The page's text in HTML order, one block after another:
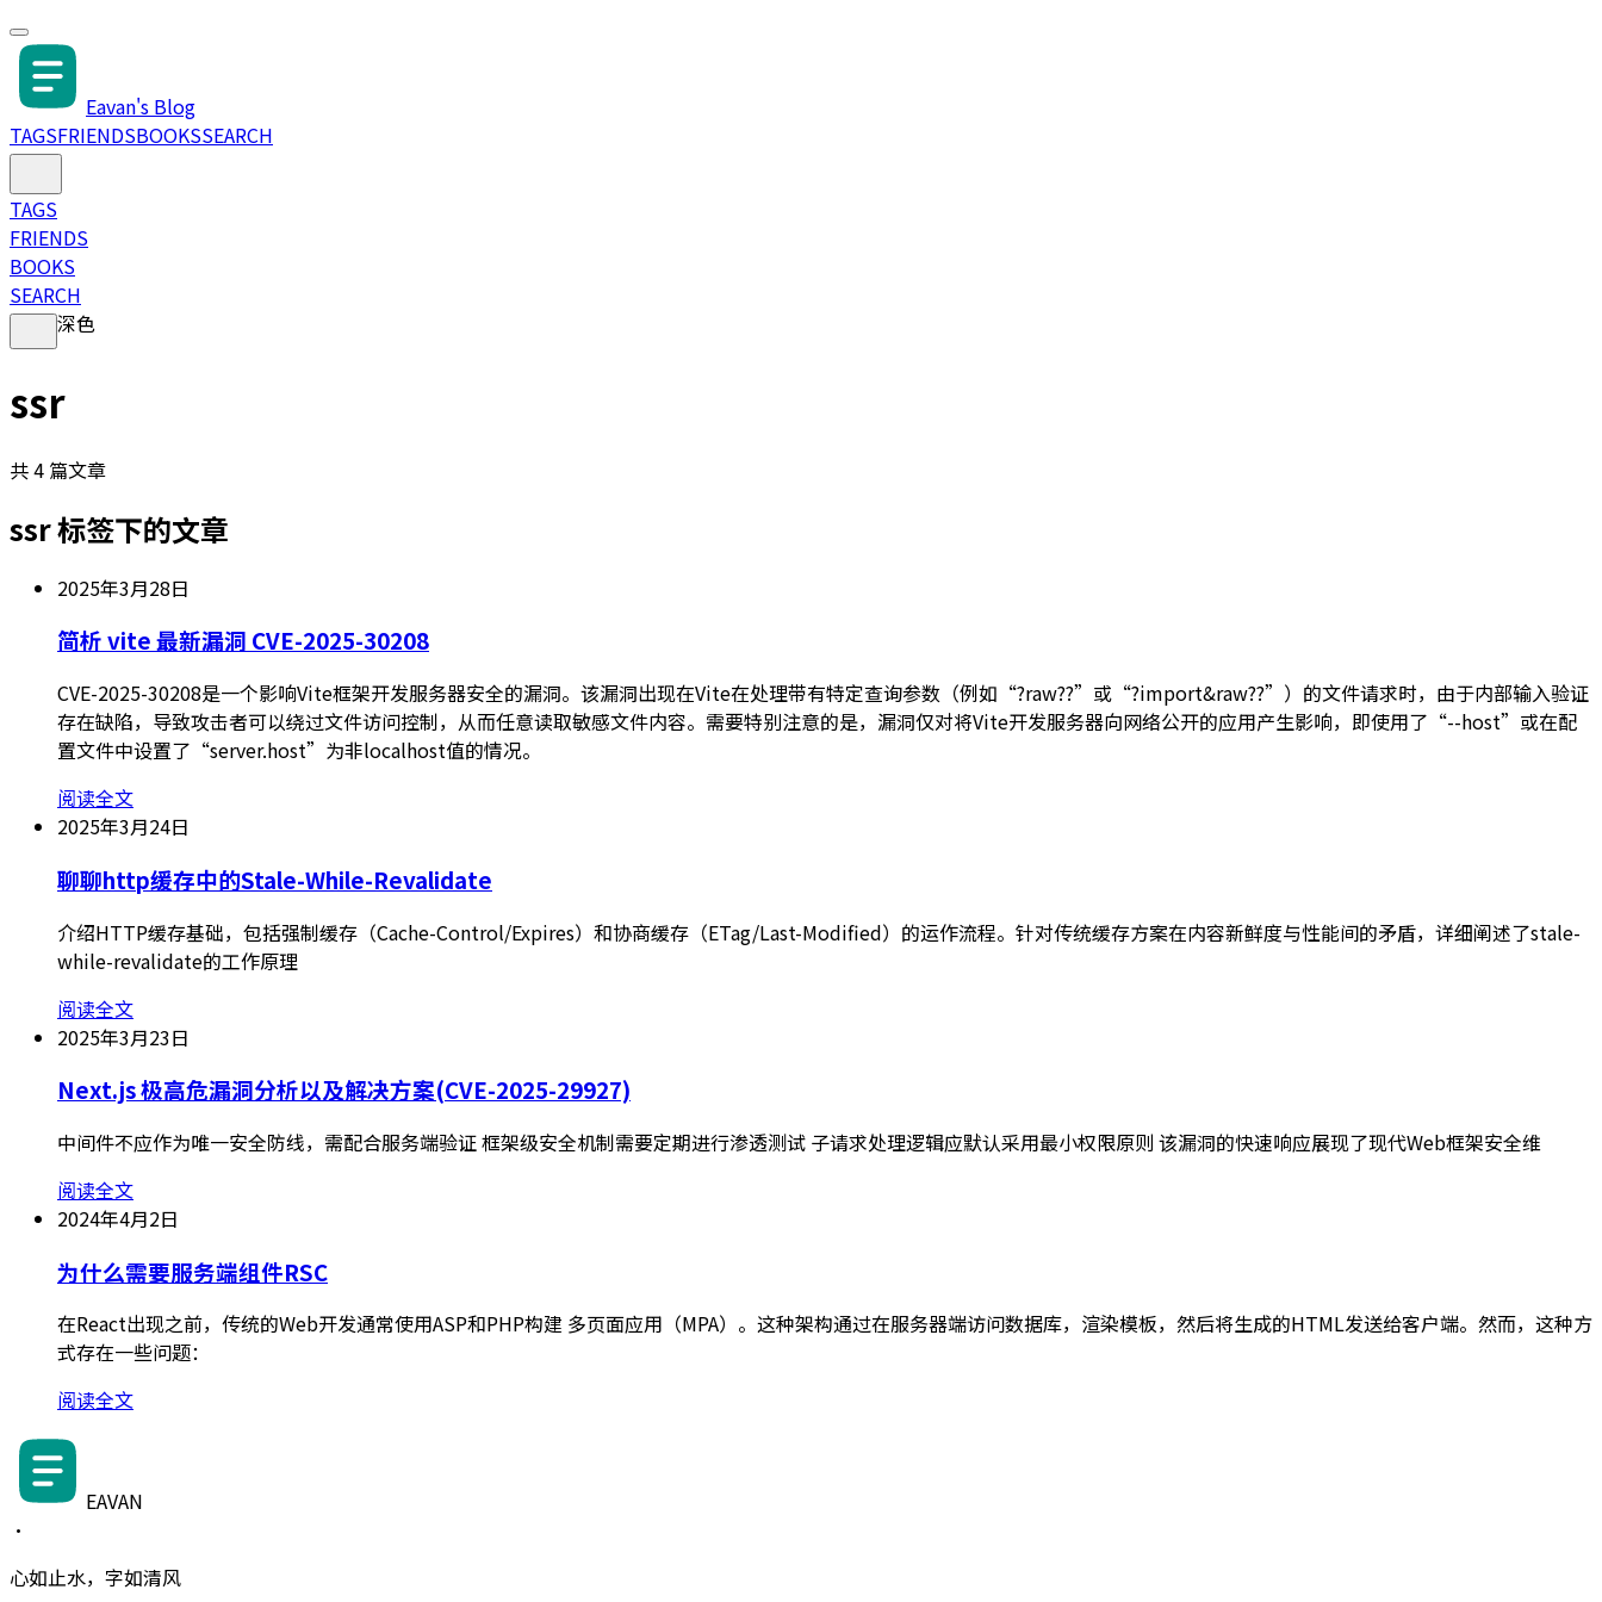
Eavan's Blog
TAGSFRIENDSBOOKSSEARCH
TAGS
FRIENDS
BOOKS
SEARCH
深色
ssr
共4 篇文章
ssr标签下的文章
2025年3月28日
简析 vite 最新漏洞 CVE-2025-30208
CVE-2025-30208是一个影响Vite框架开发服务器安全的漏洞。该漏洞出现在Vite在处理带有特定查询参数（例如“?raw??”或“?import&raw??”）的文件请求时，由于内部输入验证
存在缺陷，导致攻击者可以绕过文件访问控制，从而任意读取敏感文件内容。需要特别注意的是，漏洞仅对将Vite开发服务器向网络公开的应用产生影响，即使用了“--host”或在配
置文件中设置了“server.host”为非localhost值的情况。
阅读全文
2025年3月24日
聊聊http缓存中的Stale-While-Revalidate
介绍HTTP缓存基础，包括强制缓存（Cache-Control/Expires）和协商缓存（ETag/Last-Modified）的运作流程。针对传统缓存方案在内容新鲜度与性能间的矛盾，详细阐述了stale-
while-revalidate的工作原理
阅读全文
2025年3月23日
Next.js 极高危漏洞分析以及解决方案(CVE-2025-29927)
中间件不应作为唯一安全防线，需配合服务端验证 框架级安全机制需要定期进行渗透测试 子请求处理逻辑应默认采用最小权限原则 该漏洞的快速响应展现了现代Web框架安全维
阅读全文
2024年4月2日
为什么需要服务端组件RSC
在React出现之前，传统的Web开发通常使用ASP和PHP构建 多页面应用（MPA）。这种架构通过在服务器端访问数据库，渲染模板，然后将生成的HTML发送给客户端。然而，这种方
式存在一些问题：
阅读全文
EAVAN
·
心如止水，字如清风